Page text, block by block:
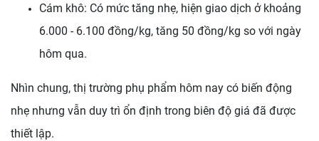
Cám khô: Có mức tăng nhẹ, hiện giao dịch ở khoảng
6.000 - 6.100 đồng/kg, tăng 50 đồng/kg so với ngày
hôm qua.
Nhìn chung, thị trường phụ phẩm hôm nay có biến động
nhẹ nhưng vẫn duy trì ổn định trong biên độ giá đã được
thiết lập.